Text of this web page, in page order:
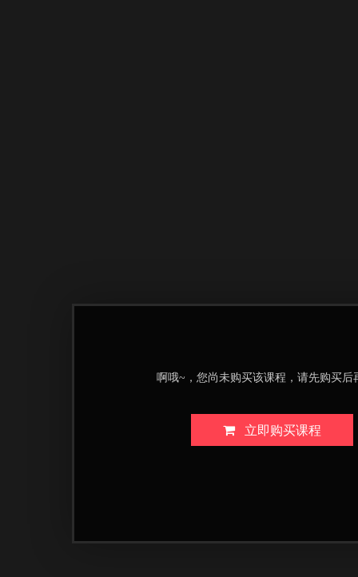
啊哦~，您尚未购买该课程，请先购买后
立即购买课程